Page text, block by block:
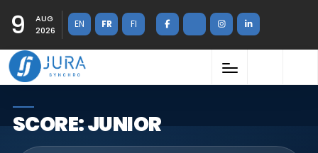
9
AUG
2026
EN FR FI
SCORE: JUNIOR